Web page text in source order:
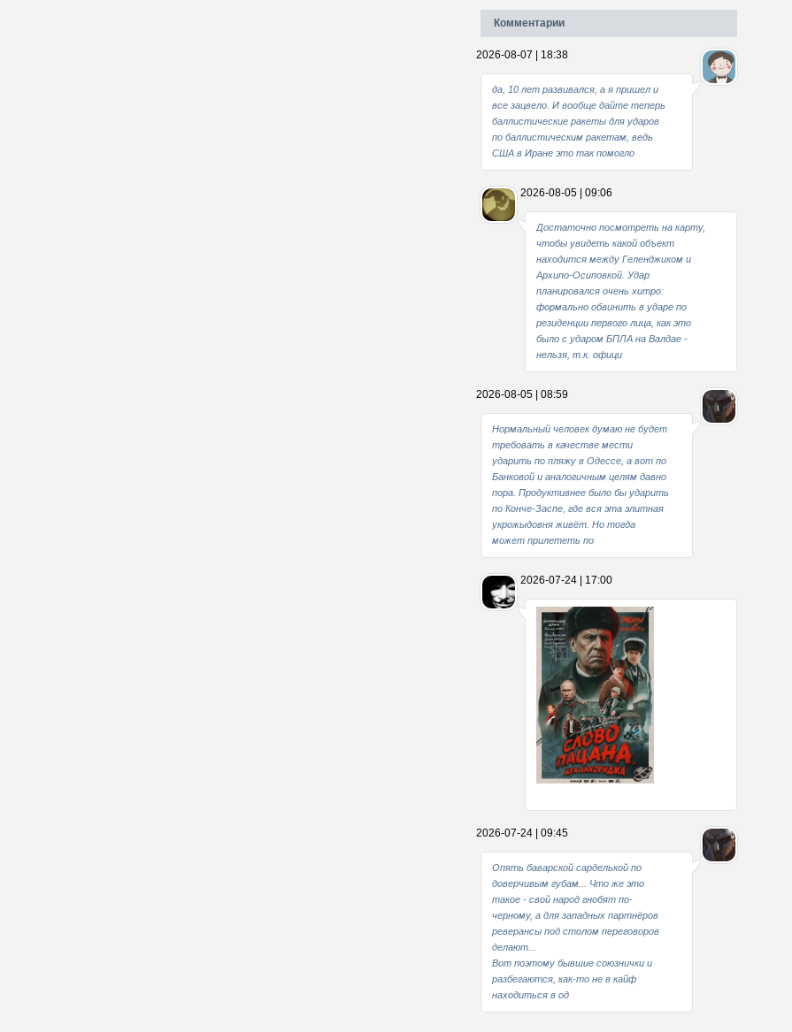
Комментарии
2026-08-07 | 18:38
да, 10 лет развивался, а я пришел и
все зацвело. И вообще дайте теперь
баллистические ракеты для ударов
по баллистическим ракетам, ведь
США в Иране это так помогло
2026-08-05 | 09:06
Достаточно посмотреть на карту,
чтобы увидеть какой объект
находится между Геленджиком и
Архипо-Осиповкой. Удар
планировался очень хитро:
формально обвинить в ударе по
резиденции первого лица, как это
было с ударом БПЛА на Валдае -
нельзя, т.к. офици
2026-08-05 | 08:59
Нормальный человек думаю не будет
требовать в качестве мести
ударить по пляжу в Одессе, а вот по
Банковой и аналогичным целям давно
пора. Продуктивнее было бы ударить
по Конче-Заспе, где вся эта элитная
укрожыдовня живёт. Но тогда
может прилететь по
2026-07-24 | 17:00
2026-07-24 | 09:45
Опять баварской сарделькой по
доверчивым губам... Что же это
такое - свой народ гнобят по-
черному, а для западных партнёров
реверансы под столом переговоров
делают...
Вот поэтому бывшие союзнички и
разбегаются, как-то не в кайф
находиться в од